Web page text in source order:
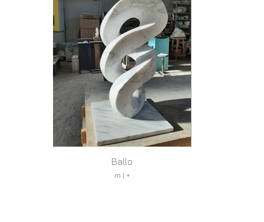
Ballo
m | +